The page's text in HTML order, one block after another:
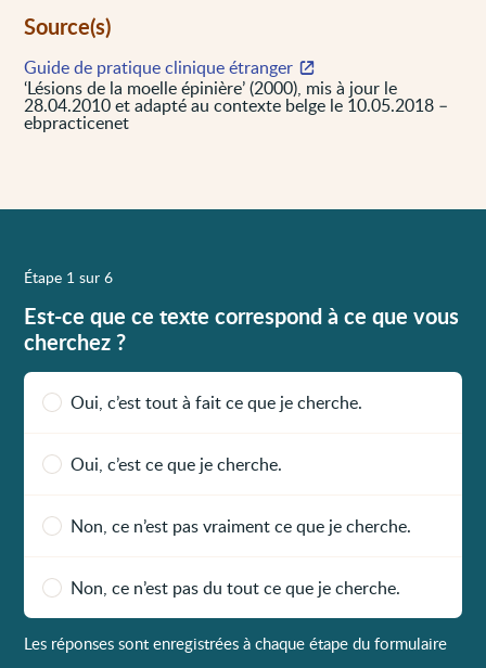
Source(s)
Guide de pratique clinique étranger
‘Lésions de la moelle épinière’ (2000), mis à jour le
28.04.2010 et adapté au contexte belge le 10.05.2018 –
ebpracticenet
Étape 1 sur 6
Est-ce que ce texte correspond à ce que vous
cherchez ?
Oui, c’est tout à fait ce que je cherche.
Oui, c’est ce que je cherche.
Non, ce n’est pas vraiment ce que je cherche.
Non, ce n’est pas du tout ce que je cherche.
Les réponses sont enregistrées à chaque étape du formulaire